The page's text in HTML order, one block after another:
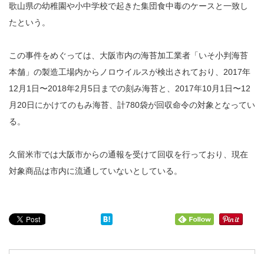
歌山県の幼稚園や小中学校で起きた集団食中毒のケースと一致し
たという。
この事件をめぐっては、大阪市内の海苔加工業者「いそ小判海苔
本舗」の製造工場内からノロウイルスが検出されており、2017年
12月1日〜2018年2月5日までの刻み海苔と、2017年10月1日〜12
月20日にかけてのもみ海苔、計780袋が回収命令の対象となってい
る。
久留米市では大阪市からの通報を受けて回収を行っており、現在
対象商品は市内に流通していないとしている。